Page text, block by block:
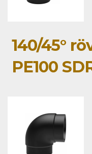
140/45°
PE100